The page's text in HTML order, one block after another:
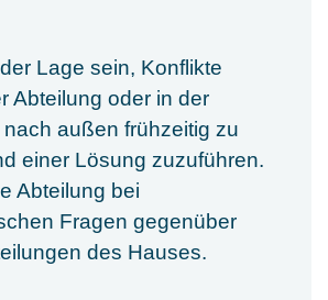
Lage sein, Konflikte
Abteilung oder in der
außen frühzeitig zu
einer Lösung zuzuführen.
Abteilung bei
Fragen gegenüber
des Hauses.